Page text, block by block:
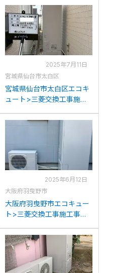
ら三菱SRT-S466への交換
2025年7月11日
宮城県仙台市太白区
宮城県仙台市太白区エコキ
ュート>三菱交換工事施工
46S110A2Uから三菱SRT-
2025年6月12日
大阪府羽曳野市
大阪府羽曳野市エコキュー
ト>三菱交換工事施工事
HPT46W4から三菱SRT-
S466への交換